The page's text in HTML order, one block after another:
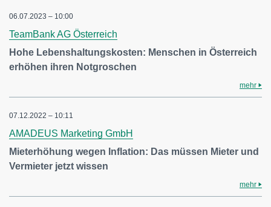
06.07.2023 – 10:00
TeamBank AG Österreich
Hohe Lebenshaltungskosten: Menschen in Österreich
erhöhen ihren Notgroschen
mehr
07.12.2022 – 10:11
AMADEUS Marketing GmbH
Mieterhöhung wegen Inflation: Das müssen Mieter und
Vermieter jetzt wissen
mehr